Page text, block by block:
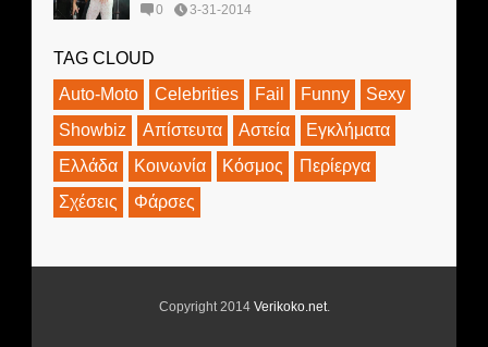
0 3-31-2014
TAG CLOUD
Auto-Moto
Celebrities Fail Funny
Sexy
Showbiz
Απίστευτα Αστεία
Εγκλήματα
Ελλάδα
Κοινωνία Κόσμος
Περίεργα
Σχέσεις
Φάρσες
Copyright 2014 Verikoko.net.